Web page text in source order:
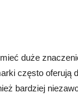
duże
często oferują
bardziej